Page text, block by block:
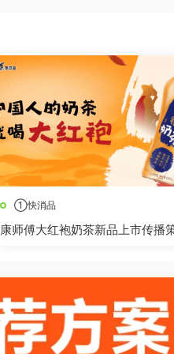
①快消品
康师傅大红袍奶茶新品上市传播